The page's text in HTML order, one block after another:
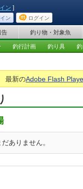
ン ]
ン ログイン
告 釣り物・対象魚
釣行計画 釣り具
最新のAdobe Flash
ありません。